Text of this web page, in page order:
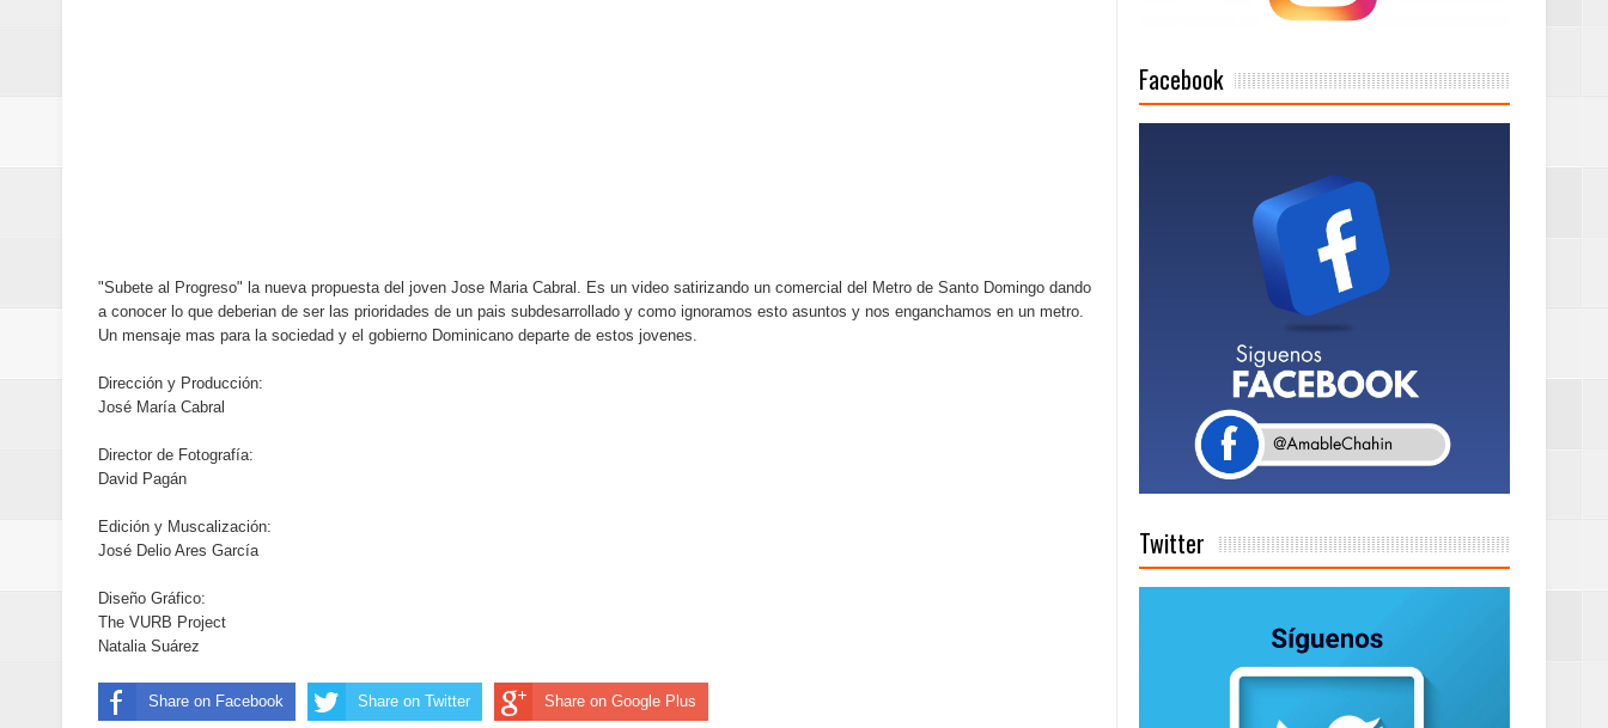
Sexappeal celebra 25 años de trayectoria artística con nuevo álbum, renovación de su equipo y conciertos
Doctor Leonardo Aguilera afirma que Banreservas seguirá impulsando la seguridad alimentaria tras salida de RD
del mapa del hambre
Banreservas y sus filiales realizan en Santiago el segundo Foro del Ahorro y la Inversión “Reserva tu Capital”
La Orquesta Sinfónica Nacional y el Coro Nacional Dominicano pondrán su sello a la Ceremonia Centenaria bajo
"Subete al Progreso" la nueva propuesta del joven Jose Maria Cabral. Es un video satirizando un comercial del Metro de Santo Domingo dando
a conocer lo que deberian de ser las prioridades de un pais subdesarrollado y como ignoramos esto asuntos y nos enganchamos en un metro.
Un mensaje mas para la sociedad y el gobierno Dominicano departe de estos jovenes.
Dirección y Producción:
José María Cabral
Director de Fotografía:
David Pagán
Edición y Muscalización:
José Delio Ares García
Diseño Gráfico:
The VURB Project
Natalia Suárez
Share on Facebook Share on Twitter Share on Google Plus
Facebook
Twitter